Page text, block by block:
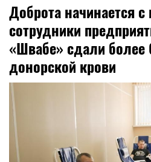
Доброта начинается с
сотрудники
«Швабе» сдали более
донорской крови